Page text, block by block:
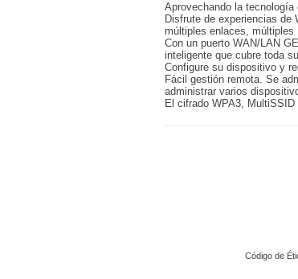
Aprovechando la
Disfrute de experiencias de
múltiples enlaces,
Con un puerto WAN/LAN
inteligente que cubre toda
Configure su dispositivo y
Fácil gestión remota. Se
administrar varios
El cifrado WPA3,
Código de